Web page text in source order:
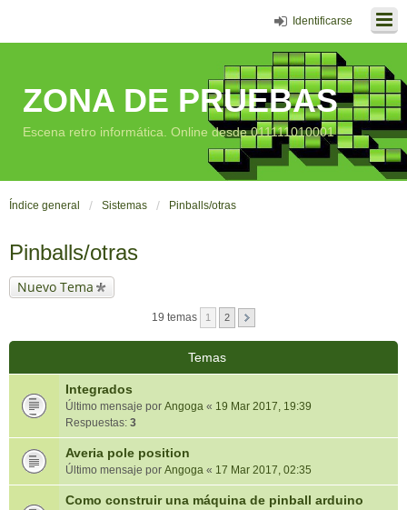
Identificarse
ZONA DE PRUEBAS
Escena retro informática. Online desde 011111010001
Índice general Sistemas Pinballs/otras
Pinballs/otras
Nuevo Tema
19 temas 1 2
Temas
Integrados
Último mensaje por Angoga « 19 Mar 2017, 19:39
Respuestas: 3
Averia pole position
Último mensaje por Angoga « 17 Mar 2017, 02:35
Como construir una máquina de pinball arduino